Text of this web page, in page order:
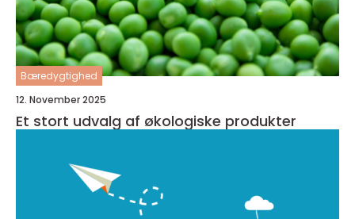
Bæredygtighed
12. November 2025
Et stort udvalg af økologiske produkter